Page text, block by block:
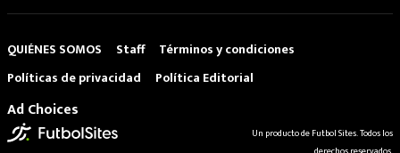
QUIÉNES SOMOS Staff
Términos y condiciones
Políticas de privacidad
Política Editorial
Ad Choices
Un producto de Futbol Sites. Todos los